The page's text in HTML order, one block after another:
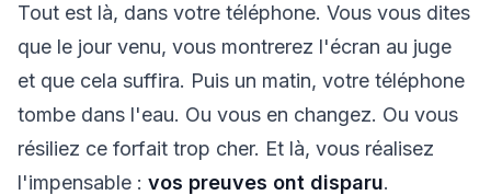
Tout est là, dans votre téléphone. Vous vous dites
que le jour venu, vous montrerez l'écran au juge
et que cela suffira. Puis un matin, votre téléphone
tombe dans l'eau. Ou vous en changez. Ou vous
résiliez ce forfait trop cher. Et là, vous réalisez
l'impensable : vos preuves ont disparu.